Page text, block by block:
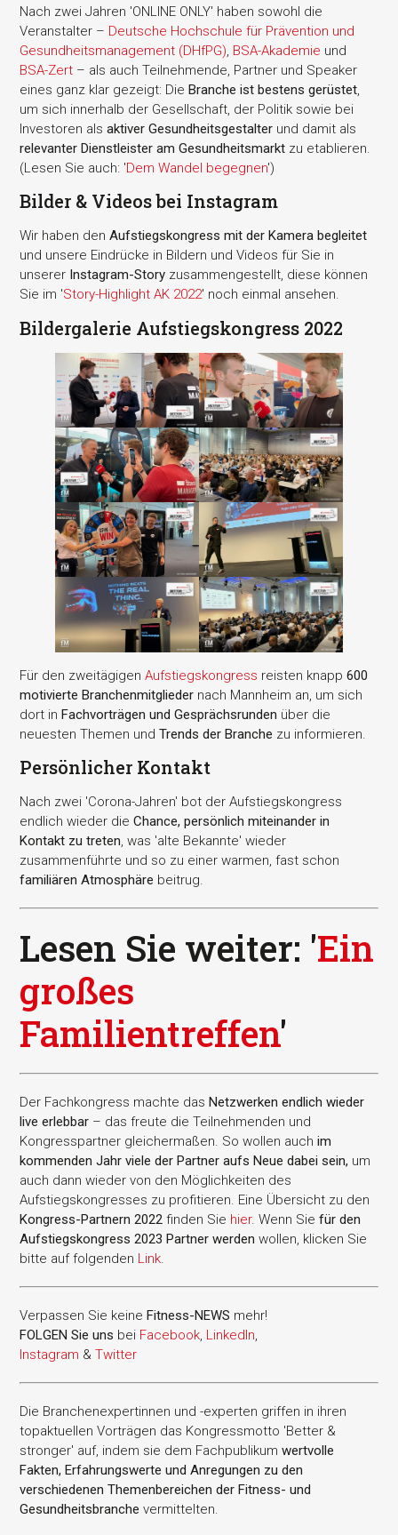
Nach zwei Jahren 'ONLINE ONLY' haben sowohl die
Veranstalter – Deutsche Hochschule für Prävention und
Gesundheitsmanagement (DHfPG), BSA-Akademie und
BSA-Zert – als auch Teilnehmende, Partner und Speaker
eines ganz klar gezeigt: DieBranche ist bestens gerüstet,
um sich innerhalb der Gesellschaft, der Politik sowie bei
Investoren alsaktiver Gesundheitsgestalter und damit als
relevanter Dienstleister am Gesundheitsmarkt zu etablieren.
(Lesen Sie auch: 'Dem Wandel begegnen')
Bilder & Videos bei Instagram
Wir haben denAufstiegskongress mit der Kamera begleitet
und unsere Eindrücke in Bildern und Videos für Sie in
unserer Instagram-Story zusammengestellt, diese können
Sie im 'Story-Highlight AK 2022' noch einmal ansehen.
Bildergalerie Aufstiegskongress 2022
Für den zweitägigenAufstiegskongress reisten knapp600
motivierte Branchenmitglieder nach Mannheim an, um sich
dort inFachvorträgen und Gesprächsrunden über die
neuesten Themen undTrends der Branche zu informieren.
Persönlicher Kontakt
Nach zwei 'Corona-Jahren' bot der Aufstiegskongress
endlich wieder dieChance, persönlich miteinander in
Kontakt zu treten, was 'alte Bekannte' wieder
zusammenführte und so zu einer warmen, fast schon
familiären Atmosphäre beitrug.
Lesen Sie weiter: 'Ein
großes
Familientreffen'
Der Fachkongress machte dasNetzwerken endlich wieder
live erlebbar – das freute die Teilnehmenden und
Kongresspartner gleichermaßen. So wollen auchim
kommenden Jahr viele der Partner aufs Neue dabei sein, um
auch dann wieder von den Möglichkeiten des
Aufstiegskongresses zu profitieren. Eine Übersicht zu den
Kongress-Partnern 2022 finden Sie hier. Wenn Siefür den
Aufstiegskongress 2023 Partner werden wollen, klicken Sie
bitte auf folgenden Link.
Verpassen Sie keineFitness-NEWS mehr!
FOLGEN Sie uns bei Facebook, LinkedIn,
Instagram &Twitter
Die Branchenexpertinnen und -experten griffen in ihren
topaktuellen Vorträgen das Kongressmotto 'Better &
stronger' auf, indem sie dem Fachpublikumwertvolle
Fakten, Erfahrungswerte und Anregungen zu den
verschiedenen Themenbereichen der Fitness- und
Gesundheitsbranche vermittelten.